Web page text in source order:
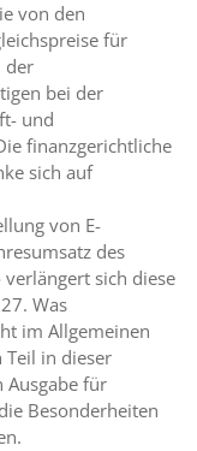
von den
für
der
bei der
und
finanzgerichtliche
sich auf
von E-
des
sich diese
Was
im Allgemeinen
Teil in dieser
Ausgabe für
Besonderheiten